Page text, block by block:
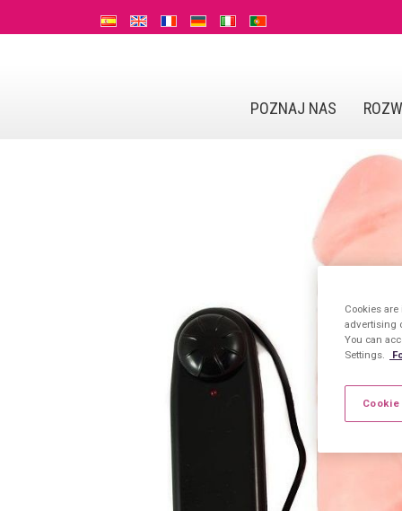
POZNAJ NAS
Cookies
advertising
You can
Settings.